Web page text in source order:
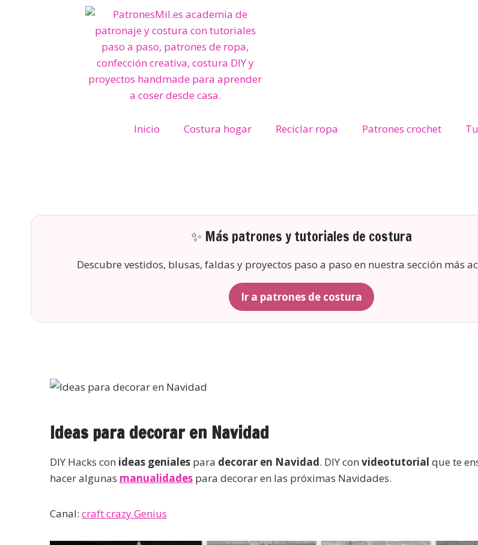
Inicio Costura hogar Reciclar ropa Patrones crochet
✨ Más patrones y tutoriales de costura
Descubre vestidos, blusas, faldas y proyectos paso a paso en nuestra sección más
Ir a patrones de costura
Ideas para decorar en Navidad
DIY Hacks con ideas geniales para decorar en Navidad. DIY con videotutorial que te
hacer algunas manualidades para decorar en las próximas Navidades.
Canal: craft crazy Genius